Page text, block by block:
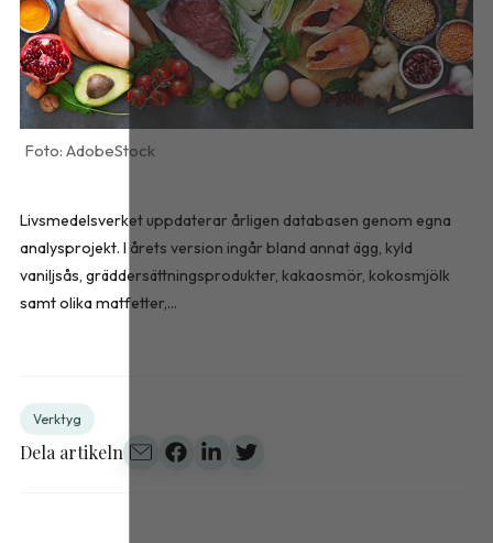
AdobeStock
Livsmedelsverket uppdaterar årligen databasen genom egna
analysprojekt. I årets version ingår bland annat ägg, kyld
vaniljsås, gräddersättningsprodukter, kakaosmör, kokosmjölk
samt olika matfetter,...
Verktyg
Dela artikeln